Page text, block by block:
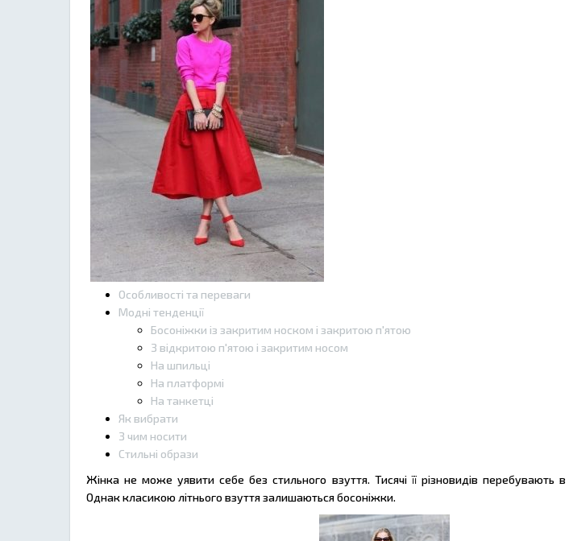
Особливості та переваги
Модні тенденції
Босоніжки із закритим носком і закритою п'ятою
З відкритою п'ятою і закритим носом
На шпильці
На платформі
На танкетці
Як вибрати
З чим носити
Стильні образи
Жінка не може уявити себе без стильного взуття. Тисячі її різновидів перебувають
Однак класикою літнього взуття залишаються босоніжки.